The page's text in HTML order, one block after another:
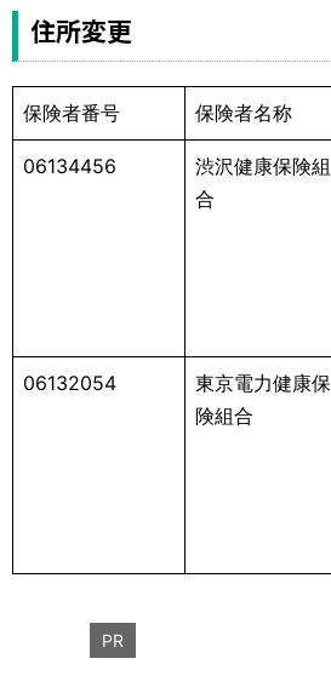
住所変更
保険者番号 保険者名称
06134456
渋沢健康保険組
合
06132054
東京電力健康保
険組合
PR